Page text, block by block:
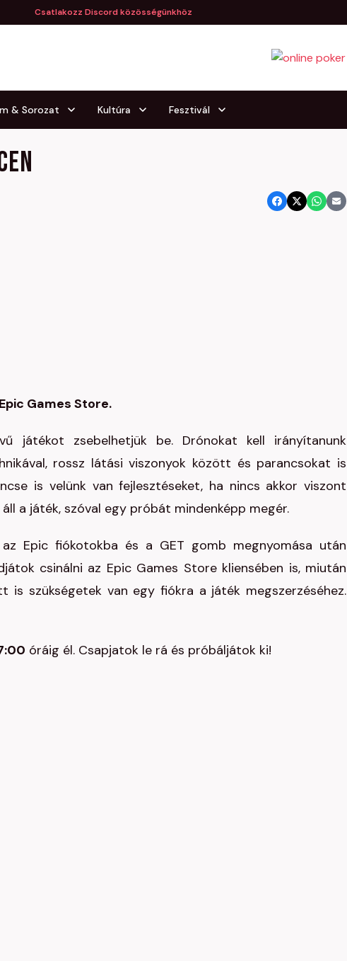
Csatlakozz Discord közösségünkhöz
& Sorozat Kultúra Fesztivál
Games Store.
játékot zsebelhetjük be. Drónokat kell irányítanunk
rossz látási viszonyok között és parancsokat is
is velünk van fejlesztéseket, ha nincs akkor viszont
a játék, szóval egy próbát mindenképp megér.
Epic fiókotokba és a GET gomb megnyomása után
csinálni az Epic Games Store kliensében is, miután
is szükségetek van egy fiókra a játék megszerzéséhez.
óráig él. Csapjatok le rá és próbáljátok ki!